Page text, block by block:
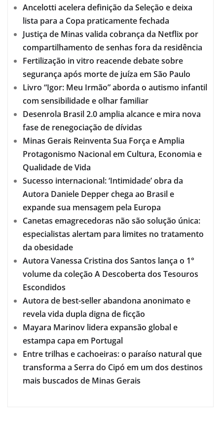
Ancelotti acelera definição da Seleção e deixa
lista para a Copa praticamente fechada
Justiça de Minas valida cobrança da Netflix por
compartilhamento de senhas fora da residência
Fertilização in vitro reacende debate sobre
segurança após morte de juíza em São Paulo
Livro “Igor: Meu Irmão” aborda o autismo infantil
com sensibilidade e olhar familiar
Desenrola Brasil 2.0 amplia alcance e mira nova
fase de renegociação de dívidas
Minas Gerais Reinventa Sua Força e Amplia
Protagonismo Nacional em Cultura, Economia e
Qualidade de Vida
Sucesso internacional: ‘Intimidade’ obra da
Autora Daniele Depper chega ao Brasil e
expande sua mensagem pela Europa
Canetas emagrecedoras não são solução única:
especialistas alertam para limites no tratamento
da obesidade
Autora Vanessa Cristina dos Santos lança o 1°
volume da coleção A Descoberta dos Tesouros
Escondidos
Autora de best-seller abandona anonimato e
revela vida dupla digna de ficção
Mayara Marinov lidera expansão global e
estampa capa em Portugal
Entre trilhas e cachoeiras: o paraíso natural que
transforma a Serra do Cipó em um dos destinos
mais buscados de Minas Gerais